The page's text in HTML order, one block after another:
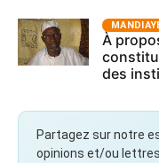
À
des
Partagez sur notre
opinions et/ou